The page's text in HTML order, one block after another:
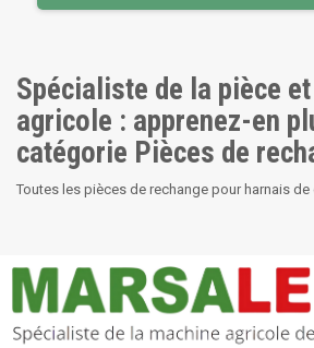
Spécialiste de la pièce
agricole : apprenez-en
catégorie Pièces de
Toutes les pièces de rechange pour harnais de